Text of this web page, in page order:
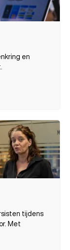
en
tijdens
Met